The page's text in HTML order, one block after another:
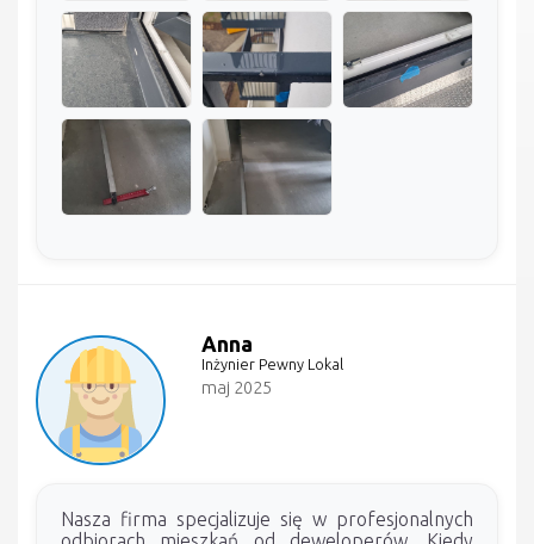
Anna
Inżynier Pewny Lokal
maj 2025
Nasza firma specjalizuje się w profesjonalnych